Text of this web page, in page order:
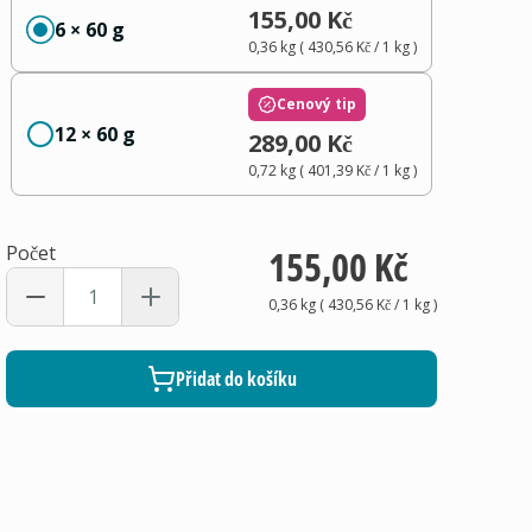
6 × 60 g 155,00 Kč
0,36 kg( 430,56 Kč/ 1 kg)
12 × 60 g
Cenový tip
289,00 Kč
0,72 kg( 401,39 Kč/ 1 kg)
Počet 155,00 Kč
0,36 kg( 430,56 Kč/ 1 kg)
Přidat do košíku